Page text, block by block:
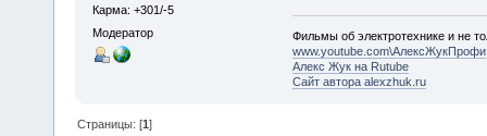
Карма: +301/-5
Модератор
Фильмы об электротехнике и не
www.youtube.com\АлексЖукПрофи
Алекс Жук на Rutube
Сайт автора alexzhuk.ru
Страницы: [1]